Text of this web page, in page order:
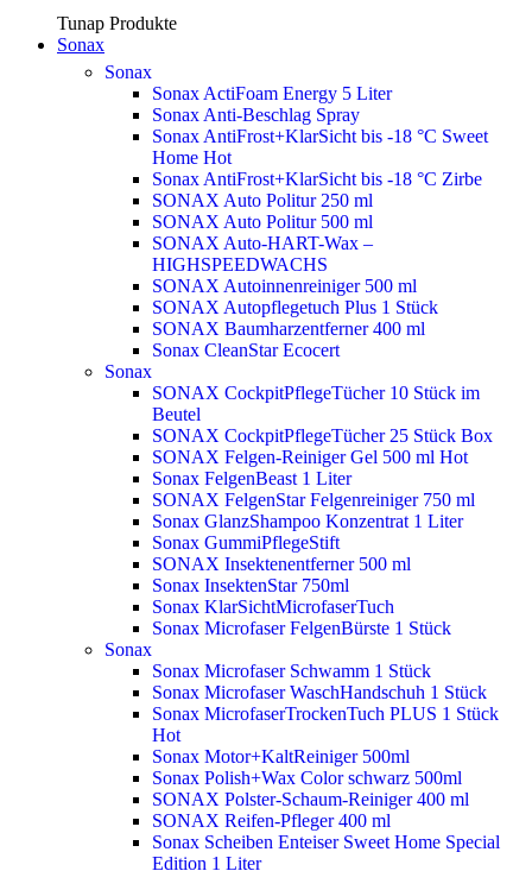
Tunap Produkte
Sonax
Sonax
Sonax ActiFoam Energy 5 Liter
Sonax Anti-Beschlag Spray
Sonax AntiFrost+KlarSicht bis -18 °C Sweet
Home Hot
Sonax AntiFrost+KlarSicht bis -18 °C Zirbe
SONAX Auto Politur 250 ml
SONAX Auto Politur 500 ml
SONAX Auto-HART-Wax –
HIGHSPEEDWACHS
SONAX Autoinnenreiniger 500 ml
SONAX Autopflegetuch Plus 1 Stück
SONAX Baumharzentferner 400 ml
Sonax CleanStar Ecocert
Sonax
SONAX CockpitPflegeTücher 10 Stück im
Beutel
SONAX CockpitPflegeTücher 25 Stück Box
SONAX Felgen-Reiniger Gel 500 ml Hot
Sonax FelgenBeast 1 Liter
SONAX FelgenStar Felgenreiniger 750 ml
Sonax GlanzShampoo Konzentrat 1 Liter
Sonax GummiPflegeStift
SONAX Insektenentferner 500 ml
Sonax InsektenStar 750ml
Sonax KlarSichtMicrofaserTuch
Sonax Microfaser FelgenBürste 1 Stück
Sonax
Sonax Microfaser Schwamm 1 Stück
Sonax Microfaser WaschHandschuh 1 Stück
Sonax MicrofaserTrockenTuch PLUS 1 Stück
Hot
Sonax Motor+KaltReiniger 500ml
Sonax Polish+Wax Color schwarz 500ml
SONAX Polster-Schaum-Reiniger 400 ml
SONAX Reifen-Pfleger 400 ml
Sonax Scheiben Enteiser Sweet Home Special
Edition 1 Liter